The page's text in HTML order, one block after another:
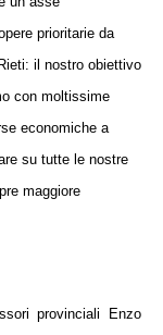
prioritarie da
il nostro obiettivo
con moltissime
economiche a
su tutte le nostre
maggiore
provinciali Enzo